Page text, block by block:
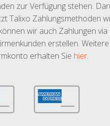
zur Verfügung stehen.
Talixo Zahlungsmethoden
wir auch Zahlungen
erstellen.
erhalten Sie hier.